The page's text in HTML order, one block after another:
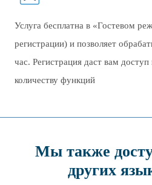
Услуга бесплатна в «Гостевом
регистрации) и позволяет
час. Регистрация даст вам
количеству функций
Мы также
других